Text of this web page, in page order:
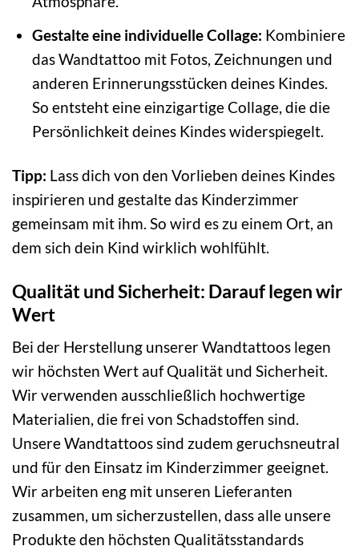
Gestalte eine individuelle Collage: Kombiniere
das Wandtattoo mit Fotos, Zeichnungen und
anderen Erinnerungsstücken deines Kindes.
So entsteht eine einzigartige Collage, die die
Persönlichkeit deines Kindes widerspiegelt.
Tipp: Lass dich von den Vorlieben deines Kindes
inspirieren und gestalte das Kinderzimmer
gemeinsam mit ihm. So wird es zu einem Ort, an
dem sich dein Kind wirklich wohlfühlt.
Qualität und Sicherheit: Darauf legen wir
Wert
Bei der Herstellung unserer Wandtattoos legen
wir höchsten Wert auf Qualität und Sicherheit.
Wir verwenden ausschließlich hochwertige
Materialien, die frei von Schadstoffen sind.
Unsere Wandtattoos sind zudem geruchsneutral
und für den Einsatz im Kinderzimmer geeignet.
Wir arbeiten eng mit unseren Lieferanten
zusammen, um sicherzustellen, dass alle unsere
Produkte den höchsten Qualitätsstandards